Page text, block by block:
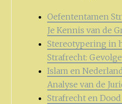
Oefententamen
Je Kennis van de
Stereotypering in
Strafrecht:
Islam en
Analyse van de
Strafrecht en